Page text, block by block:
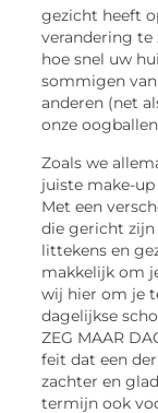
gezicht heeft
verandering te
hoe snel uw
sommigen
anderen (net
onze
Zoals we
juiste make-
Met een
die gericht zijn
littekens en
makkelijk om
wij hier om je
dagelijkse
ZEG MAAR
feit dat een
zachter en
termijn ook